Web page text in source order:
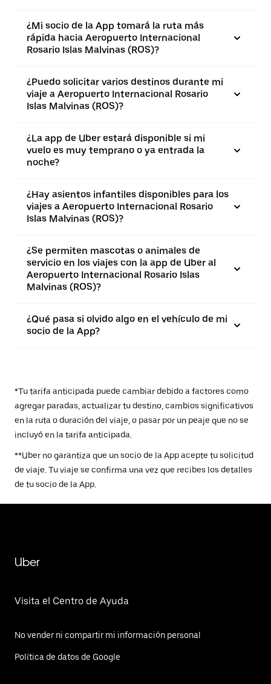
¿Mi socio de la App tomará la ruta más
rápida hacia Aeropuerto Internacional
Rosario Islas Malvinas (ROS)?
¿Puedo solicitar varios destinos durante mi
viaje a Aeropuerto Internacional Rosario
Islas Malvinas (ROS)?
¿La app de Uber estará disponible si mi
vuelo es muy temprano o ya entrada la
noche?
¿Hay asientos infantiles disponibles para los
viajes a Aeropuerto Internacional Rosario
Islas Malvinas (ROS)?
¿Se permiten mascotas o animales de
servicio en los viajes con la app de Uber al
Aeropuerto Internacional Rosario Islas
Malvinas (ROS)?
¿Qué pasa si olvido algo en el vehículo de mi
socio de la App?
*Tu tarifa anticipada puede cambiar debido a factores como
agregar paradas, actualizar tu destino, cambios significativos
en la ruta o duración del viaje, o pasar por un peaje que no se
incluyó en la tarifa anticipada.
**Uber no garantiza que un socio de la App acepte tu solicitud
de viaje. Tu viaje se confirma una vez que recibes los detalles
de tu socio de la App.
Uber
Visita el Centro de Ayuda
No vender ni compartir mi información personal
Política de datos de Google